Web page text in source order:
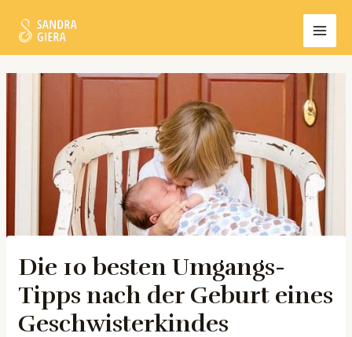
Inhalt
springen
Die 10 besten Umgangs-
Tipps nach der Geburt eines
Geschwisterkindes